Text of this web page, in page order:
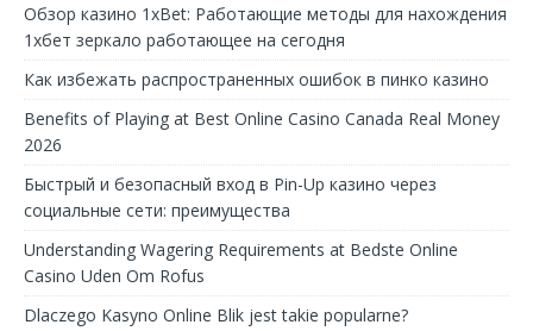
Обзор казино 1xBet: Работающие методы для нахождения
1хбет зеркало работающее на сегодня
Как избежать распространенных ошибок в пинко казино
Benefits of Playing at Best Online Casino Canada Real Money
2026
Быстрый и безопасный вход в Pin-Up казино через
социальные сети: преимущества
Understanding Wagering Requirements at Bedste Online
Casino Uden Om Rofus
Dlaczego Kasyno Online Blik jest takie popularne?